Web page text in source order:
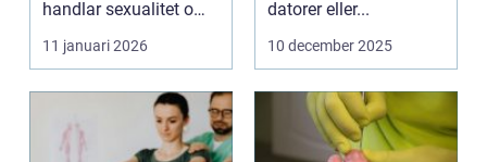
handlar sexualitet om
närhet, njutnin...
11 januari 2026
datorer eller...
10 december 2025